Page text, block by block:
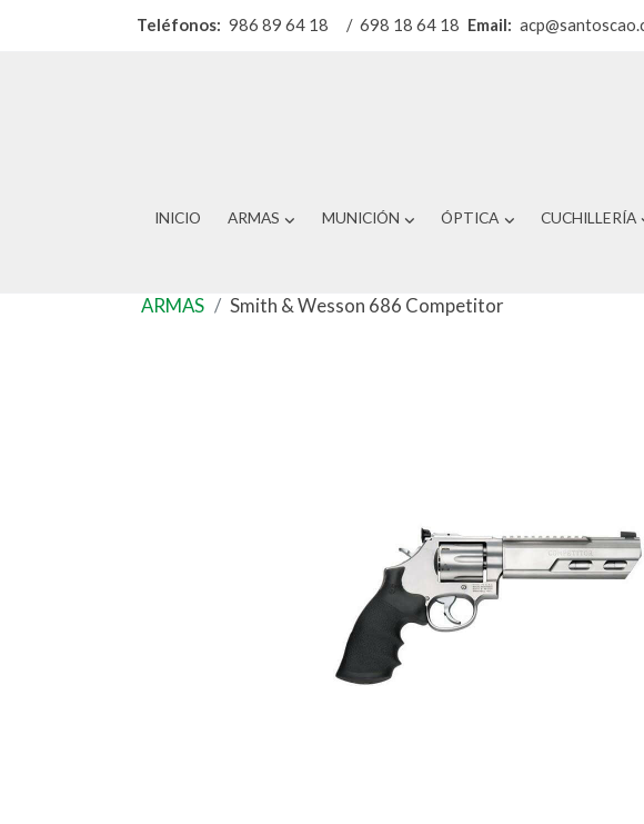
Teléfonos: 986 89 64 18 / 698 18 64 18 Email:
INICIO ARMAS MUNICIÓN ÓPTICA CUCHILLERÍA
ARMAS Smith & Wesson 686 Competitor